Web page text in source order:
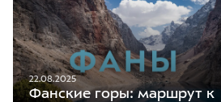
22.08.2025
Фанские горы: маршрут к